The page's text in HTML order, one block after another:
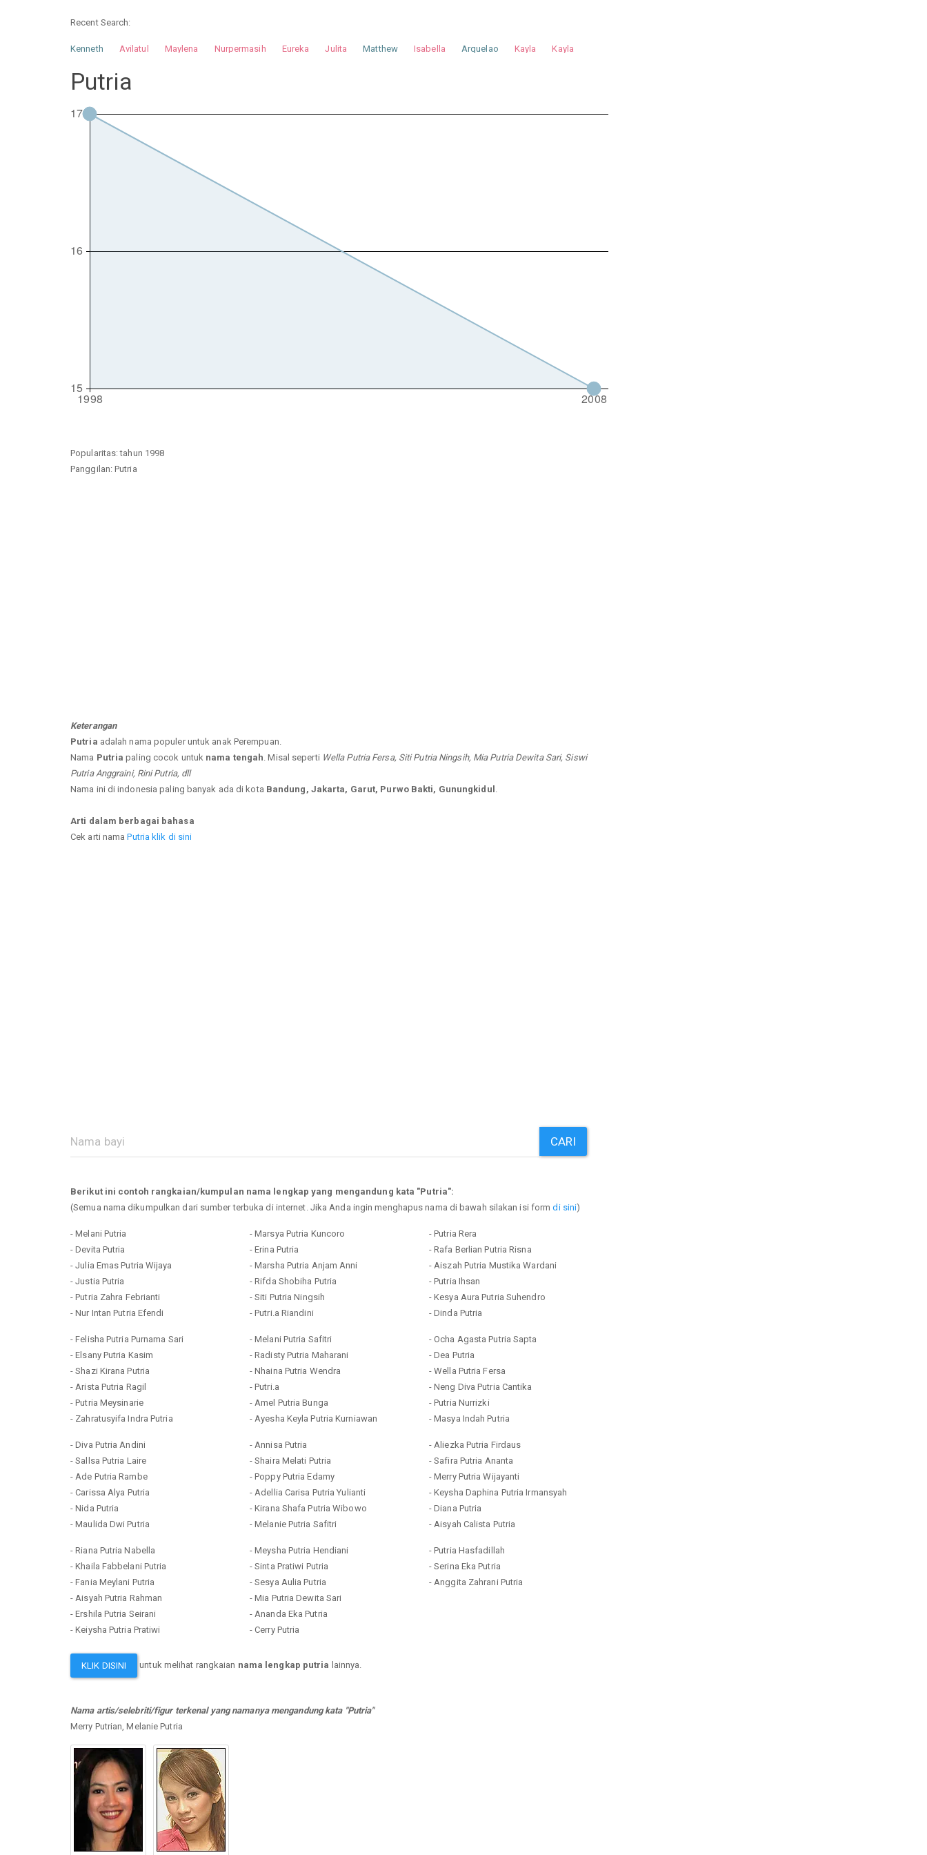
Recent Search:
Kenneth Avilatul Maylena Nurpermasih Eureka Julita Matthew Isabella Arquelao Kayla
Kayla
Putria
Popularitas: tahun 1998
Panggilan: Putria
Keterangan
Putria adalah nama populer untuk anak Perempuan.
Nama Putria paling cocok untuk nama tengah . Misal seperti Wella Putria Fersa, Siti Putria Ningsih, Mia Putria Dewita Sari, Siswi
Putria Anggraini, Rini Putria, dll
Nama ini di indonesia paling banyak ada di kota Bandung, Jakarta, Garut, Purwo Bakti, Gunungkidul
Arti dalam berbagai bahasa
Cek arti namaPutria klik di sini
CARI
Berikut ini contoh rangkaian/kumpulan nama lengkap yang mengandung kata "Putria":
(Semua nama dikumpulkan dari sumber terbuka di internet. Jika Anda ingin menghapus nama di bawah silakan isi formdi sini)
- Melani Putria
- Devita Putria
- Julia Emas Putria Wijaya
- Justia Putria
- Putria Zahra Febrianti
- Nur Intan Putria Efendi
- Marsya Putria Kuncoro
- Erina Putria
- Marsha Putria Anjam Anni
- Rifda Shobiha Putria
- Siti Putria Ningsih
- Putri.a Riandini
- Putria Rera
- Rafa Berlian Putria Risna
- Aiszah Putria Mustika Wardani
- Putria Ihsan
- Kesya Aura Putria Suhendro
- Dinda Putria
- Felisha Putria Purnama Sari
- Elsany Putria Kasim
- Shazi Kirana Putria
- Arista Putria Ragil
- Putria Meysinarie
- Zahratusyifa Indra Putria
- Melani Putria Safitri
- Radisty Putria Maharani
- Nhaina Putria Wendra
- Putri.a
- Amel Putria Bunga
- Ayesha Keyla Putria Kurniawan
- Ocha Agasta Putria Sapta
- Dea Putria
- Wella Putria Fersa
- Neng Diva Putria Cantika
- Putria Nurrizki
- Masya Indah Putria
- Diva Putria Andini
- Sallsa Putria Laire
- Ade Putria Rambe
- Carissa Alya Putria
- Nida Putria
- Maulida Dwi Putria
- Annisa Putria
- Shaira Melati Putria
- Poppy Putria Edamy
- Adellia Carisa Putria Yulianti
- Kirana Shafa Putria Wibowo
- Melanie Putria Safitri
- Aliezka Putria Firdaus
- Safira Putria Ananta
- Merry Putria Wijayanti
- Keysha Daphina Putria Irmansyah
- Diana Putria
- Aisyah Calista Putria
- Riana Putria Nabella
- Khaila Fabbelani Putria
- Fania Meylani Putria
- Aisyah Putria Rahman
- Ershila Putria Seirani
- Keiysha Putria Pratiwi
- Meysha Putria Hendiani
- Sinta Pratiwi Putria
- Sesya Aulia Putria
- Mia Putria Dewita Sari
- Ananda Eka Putria
- Cerry Putria
- Putria Hasfadillah
- Serina Eka Putria
- Anggita Zahrani Putria
KLIK DISINI untuk melihat rangkaian nama lengkap putria lainnya.
Nama artis/selebriti/figur terkenal yang namanya mengandung kata "Putria"
Merry Putrian, Melanie Putria